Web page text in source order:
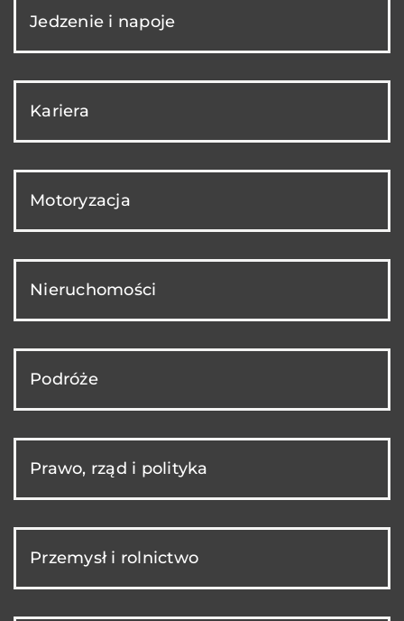
Jedzenie i napoje
Kariera
Motoryzacja
Nieruchomości
Podróże
Prawo, rząd i polityka
Przemysł i rolnictwo